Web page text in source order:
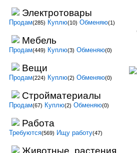
Электротовары
Продам(285) Куплю(10) Обменяю(1)
Мебель
Продам(449) Куплю(3) Обменяю(0)
Вещи
Продам(224) Куплю(2) Обменяю(0)
Стройматериалы
Продам(67) Куплю(2) Обменяю(0)
Работа
Требуются(569) Ищу работу(47)
Животные, растения